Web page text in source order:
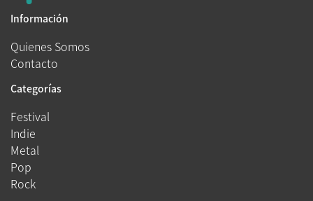
Información
Quienes Somos
Contacto
Categorías
Festival
Indie
Metal
Pop
Rock